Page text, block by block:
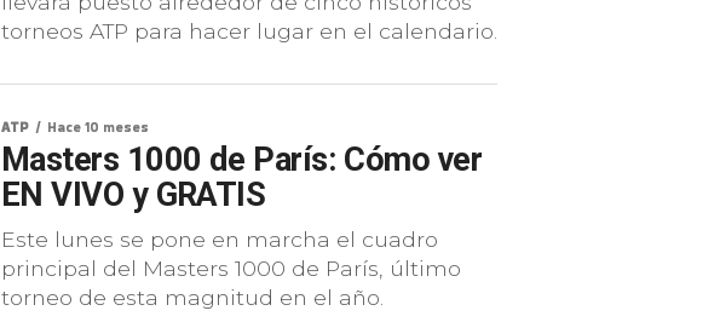
torneos ATP para hacer lugar en el calendario.
ATP Hace 10 meses
Masters 1000 de París: Cómo ver
EN VIVO y GRATIS
Este lunes se pone en marcha el cuadro
principal del Masters 1000 de París, último
torneo de esta magnitud en el año.